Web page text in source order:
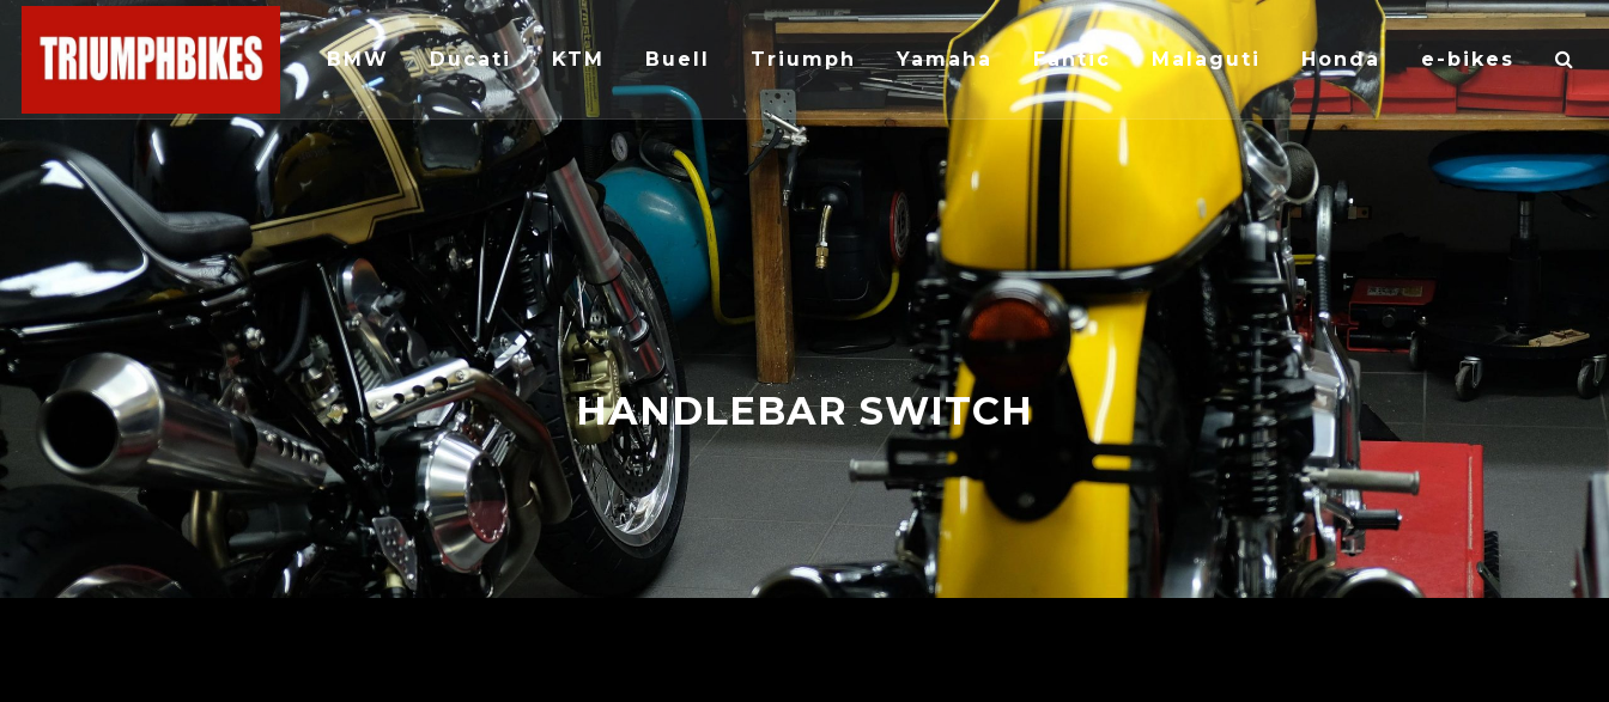
BMW Ducati KTM Buell Triumph Yamaha Fantic Malaguti Honda e-bikes
HANDLEBAR SWITCH